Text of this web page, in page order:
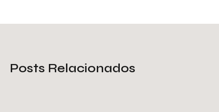
Posts Relacionados